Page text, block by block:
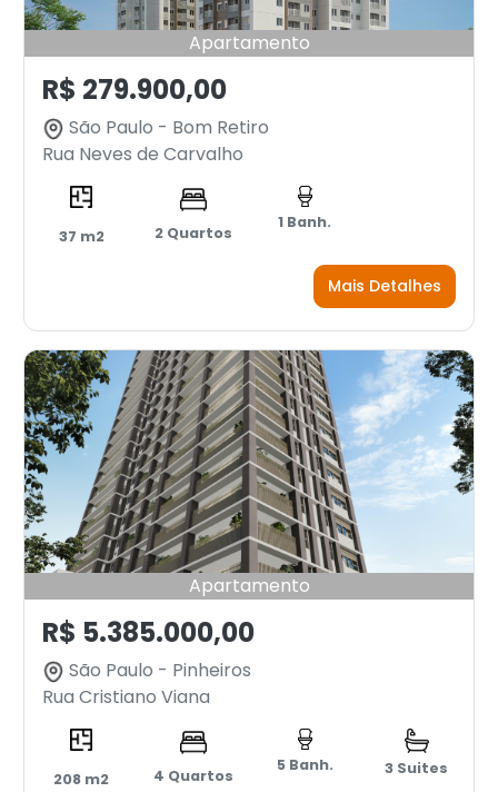
Apartamento
R$ 279.900,00
São Paulo - Bom Retiro
Rua Neves de Carvalho
37 m2 2 Quartos
1 Banh.
Mais Detalhes
Apartamento
R$ 5.385.000,00
São Paulo - Pinheiros
Rua Cristiano Viana
208 m2 4 Quartos
5 Banh. 3 Suites